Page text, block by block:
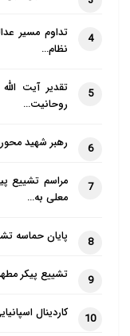
شاید می‌شد تصور
بسوزانند یا
می‌توانستند جنگ
احساسات مردم به
فریب دادن ملت‌ها
آنها نمی‌توانند
بیداری و اتحاد
که خیلی برای
بنده وقتی به
می‌آورم که در
و به عنایت
4
تداوم مسیر
نظام…
5
تقدیر آیت
روحانیت…
6 رهبر شهید
7
مراسم تشییع
معلی به…
8 پایان حماسه
9 تشییع پیکر
10 کاردینال